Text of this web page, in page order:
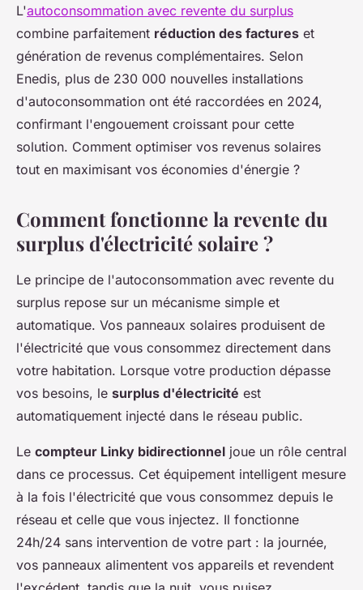
Livia•4 décembre 2025•8 min de lecture
L'autoconsommation avec revente du surplus
combine parfaitement réduction des factures et
génération de revenus complémentaires. Selon
Enedis, plus de 230 000 nouvelles installations
d'autoconsommation ont été raccordées en 2024,
confirmant l'engouement croissant pour cette
solution. Comment optimiser vos revenus solaires
tout en maximisant vos économies d'énergie ?
Comment fonctionne la revente du
surplus d'électricité solaire ?
Le principe de l'autoconsommation avec revente du
surplus repose sur un mécanisme simple et
automatique. Vos panneaux solaires produisent de
l'électricité que vous consommez directement dans
votre habitation. Lorsque votre production dépasse
vos besoins, le surplus d'électricité est
automatiquement injecté dans le réseau public.
Le compteur Linky bidirectionnel joue un rôle central
dans ce processus. Cet équipement intelligent mesure
à la fois l'électricité que vous consommez depuis le
réseau et celle que vous injectez. Il fonctionne
24h/24 sans intervention de votre part : la journée,
vos panneaux alimentent vos appareils et revendent